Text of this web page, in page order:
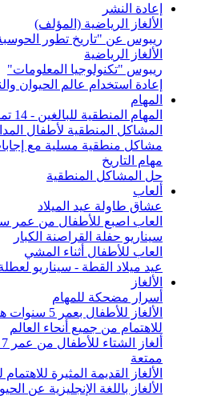
إعادة النشر
الألغاز الرياضية (المؤلف)
ريبوس عن "تاريخ تطور
الألغاز الرياضية
ريبوس "تكنولوجيا المعلومات"
إعادة استخدام عالم الحيوان
المهام
المهام المنطقية للبالغين - 14 تمرينًا مبتكرًا
المشاكل المنطقية لأطفال المدارس - 11
مشاكل منطقية مسلية مع
مهام التاريخ
حل المشاكل المنطقية
ألعاب
عشاق طاولة عيد الميلاد
العاب اصبع للأطفال من عمر
سيناريو حفلة القراصنة الكبار
العاب للأطفال أثناء المشي
عيد ميلاد القطة - سيناريو
الألغاز
أسرار مضحكة للمهام
الألغاز
للاهتمام من جميع أنحاء العالم
ممتعة
الألغاز القديمة المثيرة للاهتمام
الألغاز باللغة الإنجليزية عن